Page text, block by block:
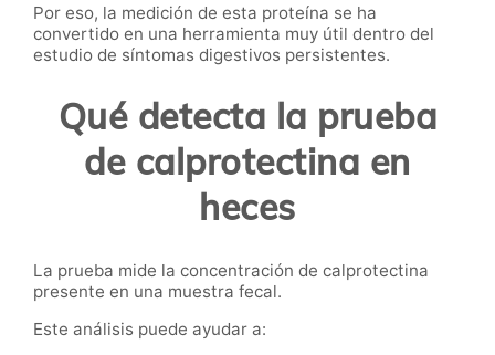
Por eso, la medición de esta proteína se ha
convertido en una herramienta muy útil dentro del
estudio de síntomas digestivos persistentes.
Qué detecta la prueba
de calprotectina en
heces
La prueba mide la concentración de calprotectina
presente en una muestra fecal.
Este análisis puede ayudar a: